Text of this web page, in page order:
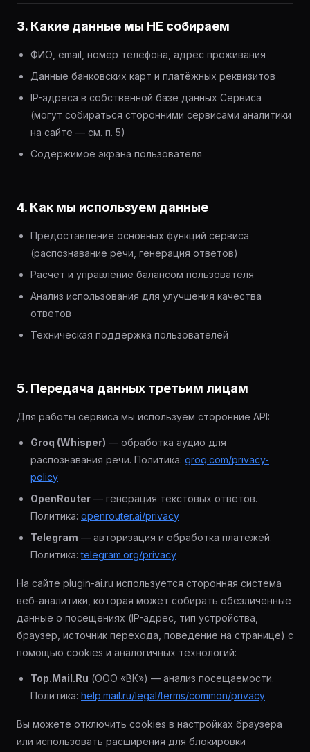
3. Какие данные мы НЕ собираем
ФИО, email, номер телефона, адрес проживания
Данные банковских карт и платёжных реквизитов
IP-адреса в собственной базе данных Сервиса
(могут собираться сторонними сервисами аналитики
на сайте — см. п. 5)
Содержимое экрана пользователя
4. Как мы используем данные
Предоставление основных функций сервиса
(распознавание речи, генерация ответов)
Расчёт и управление балансом пользователя
Анализ использования для улучшения качества
ответов
Техническая поддержка пользователей
5. Передача данных третьим лицам
Для работы сервиса мы используем сторонние API:
Groq (Whisper) — обработка аудио для
распознавания речи. Политика: groq.com/privacy-
policy
OpenRouter — генерация текстовых ответов.
Политика: openrouter.ai/privacy
Telegram — авторизация и обработка платежей.
Политика:telegram.org/privacy
На сайте plugin-ai.ru используется сторонняя система
веб-аналитики, которая может собирать обезличенные
данные о посещениях (IP-адрес, тип устройства,
браузер, источник перехода, поведение на странице) с
помощью cookies и аналогичных технологий:
Top.Mail.Ru (ООО «ВК») — анализ посещаемости.
Политика: help.mail.ru/legal/terms/common/privacy
Вы можете отключить cookies в настройках браузера
или использовать расширения для блокировки